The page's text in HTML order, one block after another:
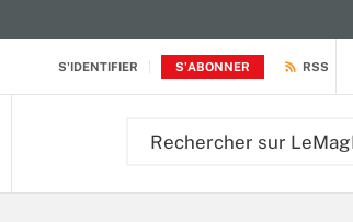
S'IDENTIFIER S'ABONNER RSS